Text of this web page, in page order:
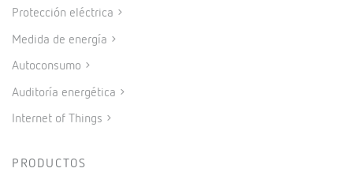
Protección eléctrica
Medida de energía
Autoconsumo
Auditoría energética
Internet of Things
PRODUCTOS